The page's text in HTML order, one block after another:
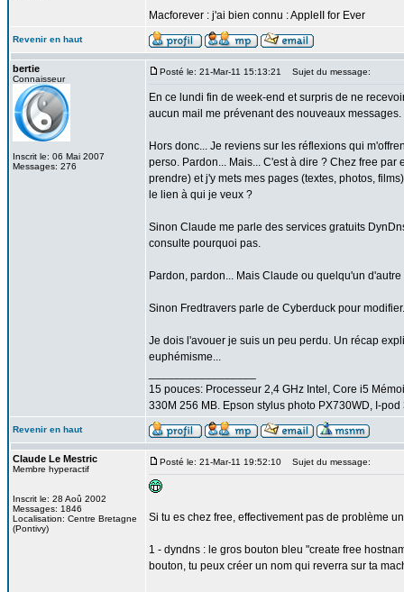
Macforever : j'ai bien connu : AppleII for Ever
Revenir en haut
bertie
Connaisseur
Inscrit le: 06 Mai 2007
Messages: 276
Posté le: 21-Mar-11 15:13:21 Sujet du message:
En ce lundi fin de week-end et surpris de ne
aucun mail me prévenant des nouveaux messages.
Hors donc... Je reviens sur les réflexions qui
perso. Pardon... Mais... C'est à dire ? Chez free
prendre) et j'y mets mes pages (textes, photos,
le lien à qui je veux ?
Sinon Claude me parle des services gratuits
consulte pourquoi pas.
Pardon, pardon... Mais Claude ou quelqu'un
Sinon Fredtravers parle de Cyberduck pour
Je dois l'avouer je suis un peu perdu. Un récap
euphémisme...
15 pouces: Processeur 2,4 GHz Intel, Core i5
330M 256 MB. Epson stylus photo PX730WD, I-
Revenir en haut
Claude Le Mestric
Membre hyperactif
Inscrit le: 28 Aoû 2002
Messages: 1846
Localisation: Centre Bretagne
(Pontivy)
Posté le: 21-Mar-11 19:52:10 Sujet du message:
Si tu es chez free, effectivement pas de problème
1 - dyndns : le gros bouton bleu "create free
bouton, tu peux créer un nom qui reverra sur ta